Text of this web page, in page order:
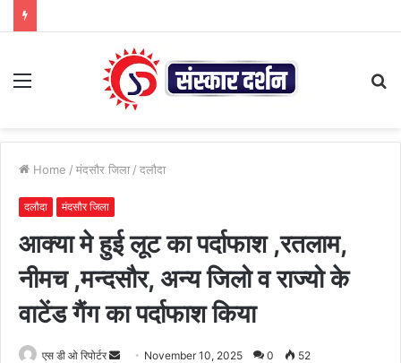
Menu
Home / मंदसौर जिला / दलौदा
दलौदा मंदसौर जिला
आक्या मे हुई लूट का पर्दाफाश ,रतलाम,
नीमच ,मन्दसौर, अन्य जिलो व राज्यो के
वाटेंड गैंग का पर्दाफाश किया
एस डी ओ रिपोर्टर
Send November 10, 2025 0 52